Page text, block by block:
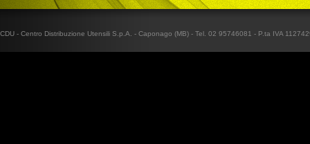
CDU - Centro Distribuzione Utensili S.p.A. - Caponago (MB) - Tel. 02 95746081 - P.ta IVA